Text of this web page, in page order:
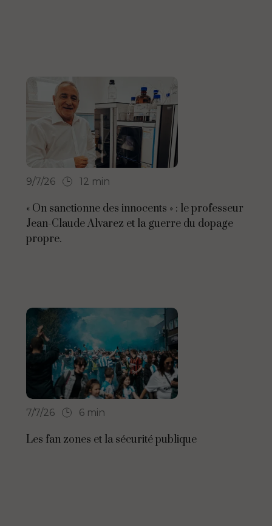
9/7/26 12 min
« On sanctionne des innocents » : le professeur
Jean-Claude Alvarez et la guerre du dopage
propre.
7/7/26 6 min
Les fan zones et la sécurité publique